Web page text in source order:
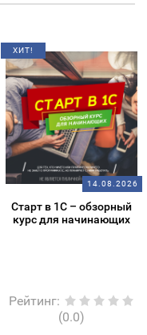
ХИТ!
14.08.2026
Старт в 1С – обзорный
курс для начинающих
Рейтинг:
(0.0)